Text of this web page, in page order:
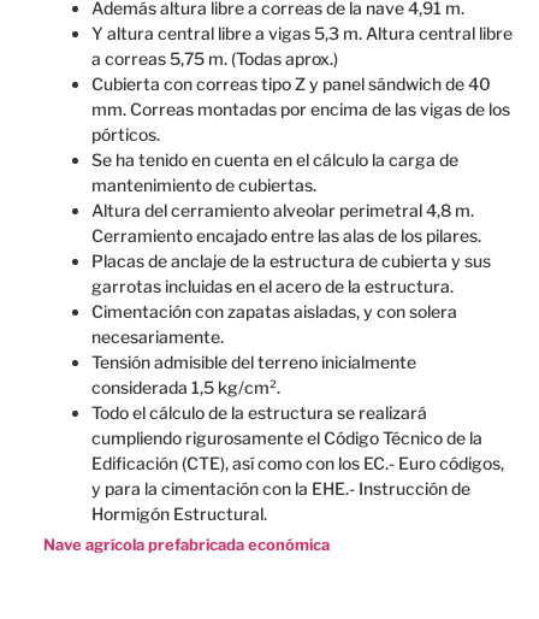
Además altura libre a correas de la nave 4,91 m.
Y altura central libre a vigas 5,3 m. Altura central libre
a correas 5,75 m. (Todas aprox.)
Cubierta con correas tipo Z y panel sándwich de 40
mm. Correas montadas por encima de las vigas de los
pórticos.
Se ha tenido en cuenta en el cálculo la carga de
mantenimiento de cubiertas.
Altura del cerramiento alveolar perimetral 4,8 m.
Cerramiento encajado entre las alas de los pilares.
Placas de anclaje de la estructura de cubierta y sus
garrotas incluidas en el acero de la estructura.
Cimentación con zapatas aisladas, y con solera
necesariamente.
Tensión admisible del terreno inicialmente
considerada 1,5 kg/cm².
Todo el cálculo de la estructura se realizará
cumpliendo rigurosamente el Código Técnico de la
Edificación (CTE), así como con los EC.- Euro códigos,
y para la cimentación con la EHE.- Instrucción de
Hormigón Estructural.
Nave agrícola prefabricada económica